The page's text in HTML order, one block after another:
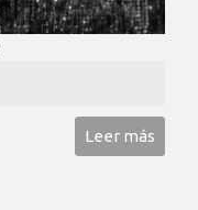
Leer más